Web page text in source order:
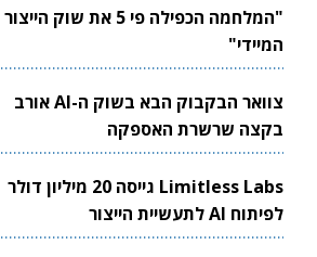
"המלחמה הכפילה פי 5 את שוק הייצור
המיידי"
צוואר הבקבוק הבא בשוק ה-AI אורב
בקצה שרשרת האספקה
Limitless Labs גייסה 20 מיליון דולר
לפיתוח AI לתעשיית הייצור